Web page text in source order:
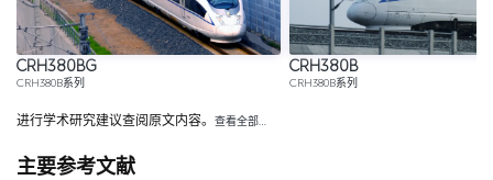
CRH380BG
CRH380B系列
CRH380B
CRH380B系列
进行学术研究建议查阅原文内容。 查看全部…
主要参考文献